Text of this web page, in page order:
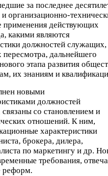
за последнее
организационно-
применения действующих
какими являются
должностей служащих,
дальнейшего
этапа развития
их знаниям и
новыми
должностей
со становлением и
отношений. К ним,
характеристики
брокера, дилера,
по маркетингу и др.
требования,
реформ.